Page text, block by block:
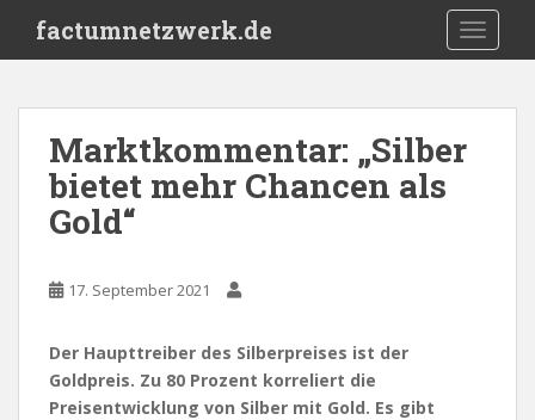
i
factumnetzwerk.de
Marktkommentar: „Silber
bietet mehr Chancen als
Gold“
17. September 2021
Der Haupttreiber des Silberpreises ist der
Goldpreis. Zu 80 Prozent korreliert die
Preisentwicklung von Silber mit Gold. Es gibt